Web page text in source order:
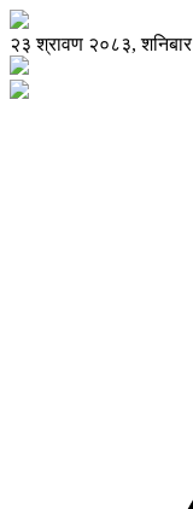
२३ श्रावण २०८३, शनिबार